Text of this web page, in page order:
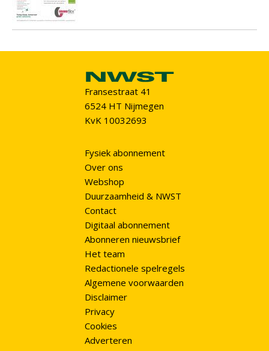
Fransestraat 41
6524 HT Nijmegen
KvK 10032693
Fysiek abonnement
Over ons
Webshop
Duurzaamheid & NWST
Contact
Digitaal abonnement
Abonneren nieuwsbrief
Het team
Redactionele spelregels
Algemene voorwaarden
Disclaimer
Privacy
Cookies
Adverteren